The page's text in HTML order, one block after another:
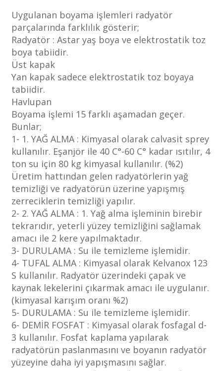
Uygulanan boyama işlemleri radyatör
parçalarında farklılık gösterir;
Radyatör : Astar yaş boya ve elektrostatik toz
boya tabiidir.
Üst kapak
Yan kapak sadece elektrostatik toz boyaya
tabiidir.
Havlupan
Boyama işlemi 15 farklı aşamadan geçer.
Bunlar;
1- 1. YAĞ ALMA : Kimyasal olarak calvasit sprey
kullanılır. Eşanjör ile 40 C°-60 C° kadar ısıtılır, 4
ton su için 80 kg kimyasal kullanılır. (%2)
Üretim hattından gelen radyatörlerin yağ
temizliği ve radyatörün üzerine yapışmış
zerreciklerin temizliği yapılır.
2- 2. YAĞ ALMA : 1. Yağ alma işleminin birebir
tekrarıdır, yeterli yüzey temizliğini sağlamak
amacı ile 2 kere yapılmaktadır.
3- DURULAMA : Su ile temizleme işlemidir.
4- TUFAL ALMA : Kimyasal olarak Kelvanox 123
S kullanılır. Radyatör üzerindeki çapak ve
kaynak lekelerini çıkarmak amacı ile uygulanır.
(kimyasal karışım oranı %2)
5- DURULAMA : Su ile temizleme işlemidir.
6- DEMİR FOSFAT : Kimyasal olarak fosfagal d-
3 kullanılır. Fosfat kaplama yapılarak
radyatörün paslanmasını ve boyanın radyatör
yüzeyine daha iyi yapışmasını sağlar.